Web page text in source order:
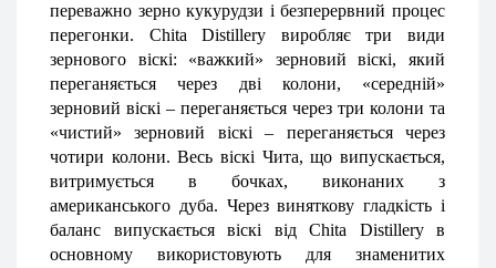
переважно зерно кукурудзи і безперервний процес
перегонки. Chita Distillery виробляє три види
зернового віскі: «важкий» зерновий віскі, який
переганяється через дві колони, «середній»
зерновий віскі – переганяється через три колони та
«чистий» зерновий віскі – переганяється через
чотири колони. Весь віскі Чита, що випускається,
витримується в бочках, виконаних з
американського дуба. Через виняткову гладкість і
баланс випускається віскі від Chita Distillery в
основному використовують для знаменитих